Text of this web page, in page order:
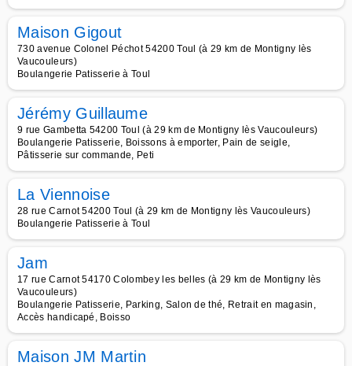
Maison Gigout
730 avenue Colonel Péchot 54200 Toul (à 29 km de Montigny lès
Vaucouleurs)
Boulangerie Patisserie à Toul
Jérémy Guillaume
9 rue Gambetta 54200 Toul (à 29 km de Montigny lès Vaucouleurs)
Boulangerie Patisserie, Boissons à emporter, Pain de seigle,
Pâtisserie sur commande, Peti
La Viennoise
28 rue Carnot 54200 Toul (à 29 km de Montigny lès Vaucouleurs)
Boulangerie Patisserie à Toul
Jam
17 rue Carnot 54170 Colombey les belles (à 29 km de Montigny lès
Vaucouleurs)
Boulangerie Patisserie, Parking, Salon de thé, Retrait en magasin,
Accès handicapé, Boisso
Maison JM Martin